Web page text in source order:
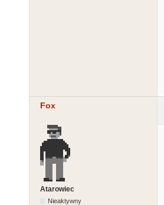
Fox
Atarowiec
Nieaktywny